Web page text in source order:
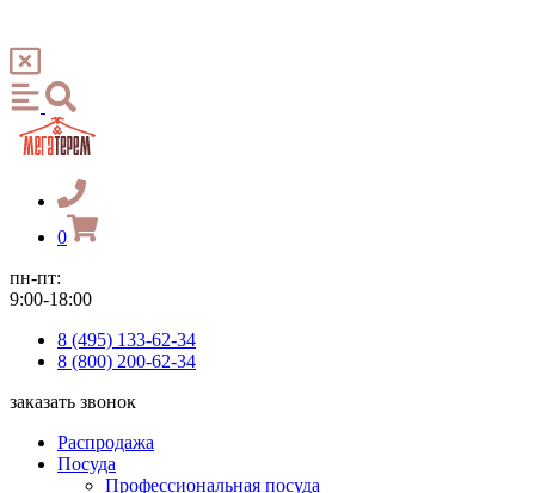
0
пн-пт:
9:00-18:00
8 (495) 133-62-34
8 (800) 200-62-34
заказать звонок
Распродажа
Посуда
Профессиональная посуда